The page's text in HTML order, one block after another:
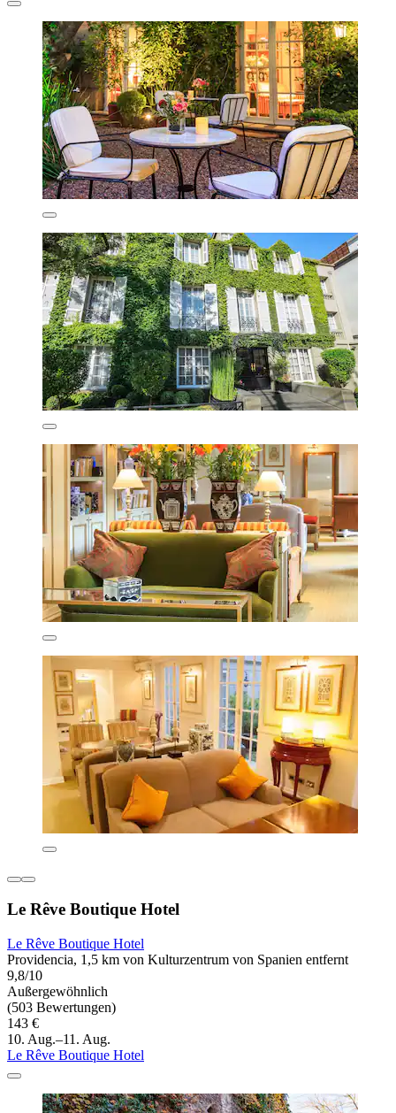
Le Rêve Boutique Hotel
Le Rêve Boutique Hotel
Providencia, 1,5 km von Kulturzentrum von Spanien entfernt
9,8/10
Außergewöhnlich
(503 Bewertungen)
143 €
10. Aug.–11. Aug.
Le Rêve Boutique Hotel